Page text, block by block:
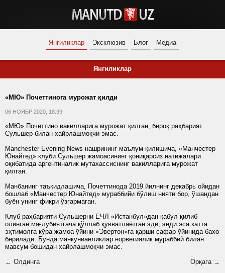
Янгиликлар Эксклюзив Блог Медиа
Янгиликлар
«МЮ» Почеттинога мурожат қилди
06 НОЯБР 2020, 18:39
«МЮ» Почеттино вакилларига мурожат қилган, бироқ раҳбарият
Сульшер билан хайрлашмоқчи эмас.
Manchester Evening News нашрининг маълум қилишича, «Манчестер
Юнайтед» клуби Сульшер жамоасининг қониқарсиз натижалари
оқибатида аргентиналик мутахассиснинг вакилларига мурожат
қилган.
Манбанинг таъкидлашича, Почеттинода 2019 йилнинг декабрь ойидан
бошлаб «Манчестер Юнайтед» мураббийи бўлиш нияти бор, ўшандан
буён унинг фикри ўзгармаган.
Клуб раҳбарияти Сульшерни ЕЧЛ «Истанбул»дан қабул қилиб
олинган мағлубиятгача қўллаб қувватлаётган эди, энди эса катта
эҳтимолга кўра жамоа ўйини «Эвертон»га қарши сафар ўйинида бахо
берилади. Бунда манкунианликлар норвегиялик мураббий билан
мавсум бошидан хайрлашмоқчи эмас.
← Олдинга
Орқага →